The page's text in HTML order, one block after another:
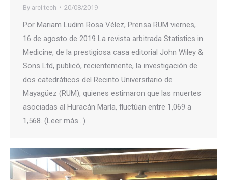
By arci tech 20/08/2019
Por Mariam Ludim Rosa Vélez, Prensa RUM viernes,
16 de agosto de 2019 La revista arbitrada Statistics in
Medicine, de la prestigiosa casa editorial John Wiley &
Sons Ltd, publicó, recientemente, la investigación de
dos catedráticos del Recinto Universitario de
Mayagüez (RUM), quienes estimaron que las muertes
asociadas al Huracán María, fluctúan entre 1,069 a
1,568. (Leer más…)